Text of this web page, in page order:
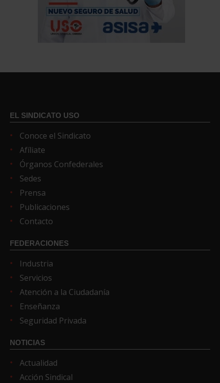
EL SINDICATO USO
Conoce el Sindicato
Afíliate
Órganos Confederales
Sedes
Prensa
Publicaciones
Contacto
FEDERACIONES
Industria
Servicios
Atención a la Ciudadanía
Enseñanza
Seguridad Privada
NOTICIAS
Actualidad
Acción Sindical